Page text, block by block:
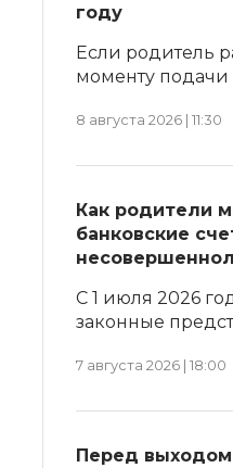
году
Если родитель
моменту подачи
8 августа 2026 | 11:30
Как родители
банковские
С 1 июля 2026
законные
7 августа 2026 | 18:00
Перед